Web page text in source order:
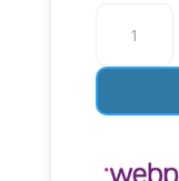
Hyundai
Gasolina
Kw/Kva
monofásico